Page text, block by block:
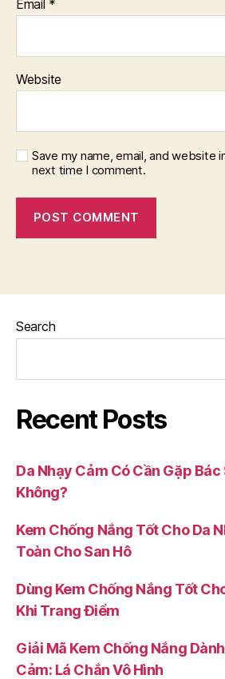
Email *
Website
Save my name, email, and website
next time I comment.
Search
Recent Posts
Da Nhạy Cảm Có Cần Gặp Bác
Không?
Kem Chống Nắng Tốt Cho Da
Toàn Cho San Hô
Dùng Kem Chống Nắng Tốt
Khi Trang Điểm
Giải Mã Kem Chống Nắng
Cảm: Lá Chắn Vô Hình